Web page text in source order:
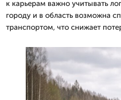
к карьерам важно учитывать
городу и в область возможна
транспортом, что снижает